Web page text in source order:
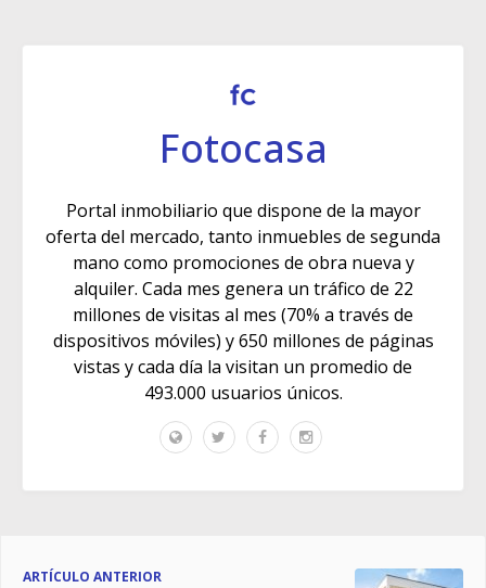
Fotocasa
Portal inmobiliario que dispone de la mayor
oferta del mercado, tanto inmuebles de segunda
mano como promociones de obra nueva y
alquiler. Cada mes genera un tráfico de 22
millones de visitas al mes (70% a través de
dispositivos móviles) y 650 millones de páginas
vistas y cada día la visitan un promedio de
493.000 usuarios únicos.
ARTÍCULO ANTERIOR